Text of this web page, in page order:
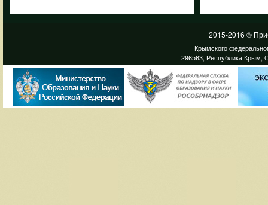
2015-2016 ©
Крымского
296563, Республика Крым,